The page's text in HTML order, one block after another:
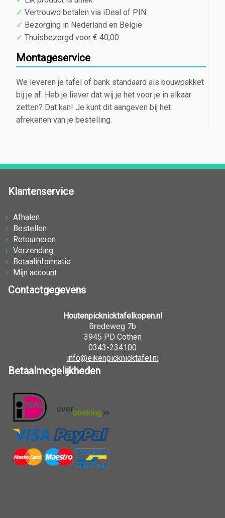
✓ Vertrouwd betalen via iDeal of PIN
✓ Bezorging in Nederland en België
✓ Thuisbezorgd voor € 40,00
Montageservice
We leveren je tafel of bank standaard als bouwpakket
bij je af. Heb je liever dat wij je het voor je in elkaar
zetten? Dat kan! Je kunt dit aangeven bij het
afrekenen van je bestelling.
Klantenservice
Afhalen
Bestellen
Retourneren
Verzending
Betaalinformatie
Mijn account
Contactgegevens
Houtenpicknicktafelkopen.nl
Bredeweg 7b
3945 PD Cothen
0343-234100
info@eikenpicknicktafel.nl
Betaalmogelijkheden